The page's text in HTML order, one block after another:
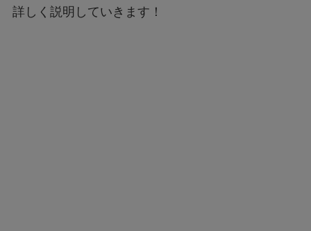
詳しく説明していきます！